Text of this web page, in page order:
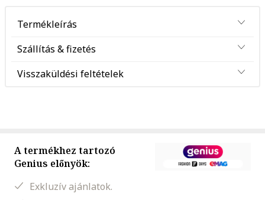
Termékleírás
Szállítás & fizetés
Visszaküldési feltételek
A termékhez tartozó
Genius előnyök:
Exkluzív ajánlatok.